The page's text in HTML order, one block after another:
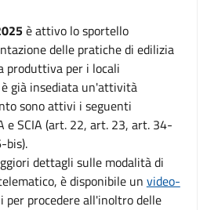
è attivo lo sportello
delle pratiche di edilizia
produttiva per i locali
già insediata un'attività
sono attivi i seguenti
e SCIA (art. 22, art. 23, art. 34-
bis).
dettagli sulle modalità di
è disponibile un video-
procedere all'inoltro delle